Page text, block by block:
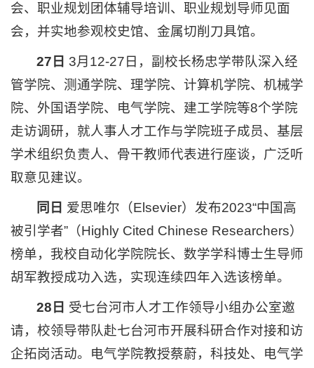
会、职业规划团体辅导培训、职业规划导师见面
会，并实地参观校史馆、金属切削刀具馆。
27日 3月12-27日，副校长杨忠学带队深入经
管学院、测通学院、理学院、计算机学院、机械学
院、外国语学院、电气学院、建工学院等8个学院
走访调研，就人事人才工作与学院班子成员、基层
学术组织负责人、骨干教师代表进行座谈，广泛听
取意见建议。
同日 爱思唯尔（Elsevier）发布2023“中国高
被引学者”（Highly Cited Chinese Researchers）
榜单，我校自动化学院院长、数学学科博士生导师
胡军教授成功入选，实现连续四年入选该榜单。
28日 受七台河市人才工作领导小组办公室邀
请，校领导带队赴七台河市开展科研合作对接和访
企拓岗活动。电气学院教授蔡蔚，科技处、电气学